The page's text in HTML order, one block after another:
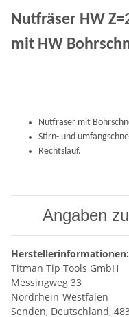
Nutfräser HW
mit HW
Nutfräser mit
Stirn- und
Rechtslauf.
Angaben
Herstellerinformationen:
Titman Tip Tools GmbH
Messingweg 33
Nordrhein-Westfalen
Senden, Deutschland,